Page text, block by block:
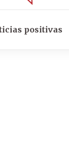
positivas